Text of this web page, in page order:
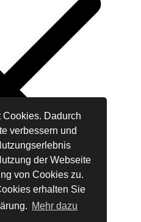
Cookies. Dadurch
verbessern und
der Webseite
von Cookies zu.
erhalten Sie
Mehr dazu